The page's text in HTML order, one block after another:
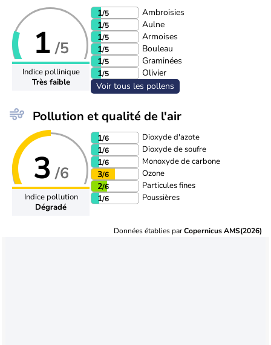
1 /5
Indice pollinique
Très faible
1/5
Ambroisies
1/5
Aulne
1/5
Armoises
1/5
Bouleau
1/5
Graminées
1/5
Olivier
Voir tous les pollens
Pollution et qualité de l'air
3 /6
Indice pollution
Dégradé
1/6 Dioxyde d'azote
1/6 Dioxyde de soufre
1/6 Monoxyde de carbone
3/6 Ozone
2/6 Particules fines
1/6 Poussières
Données établies parCopernicus AMS(2026)